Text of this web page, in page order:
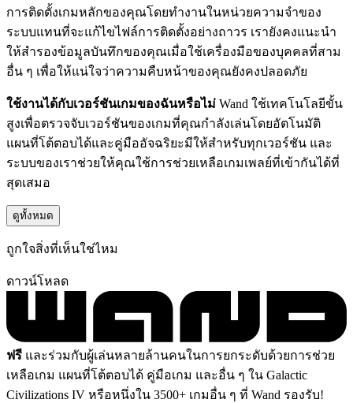
การติดตั้งเกมหลักของคุณโดยทำงานในหน่วยความจำของ
ระบบแทนที่จะแก้ไขไฟล์การติดตั้งอย่างถาวร เรายังคงแนะนำ
ให้สำรองข้อมูลบันทึกของคุณเมื่อใช้เครื่องมือของบุคคลที่สาม
อื่น ๆ เพื่อให้แน่ใจว่าความคืบหน้าของคุณยังคงปลอดภัย
ใช้งานได้กับเวอร์ชันเกมของฉันหรือไม่ Wand ใช้เทคโนโลยีขั้น
สูงเพื่อตรวจจับเวอร์ชันของเกมที่คุณกำลังเล่นโดยอัตโนมัติ
แผนที่โต้ตอบได้และคู่มืออัจฉริยะมีให้สำหรับทุกเวอร์ชัน และ
ระบบของเราช่วยให้คุณใช้การช่วยเหลือเกมเพลย์ที่เข้ากันได้ที่
สุดเสมอ
ดูทั้งหมด
ถูกใจสิ่งที่เห็นใช่ไหม
ดาวน์โหลด
ฟรี และร่วมกับผู้เล่นหลายล้านคนในการยกระดับด้วยการช่วย
เหลือเกม แผนที่โต้ตอบได้ คู่มือเกม และอื่น ๆ ใน Galactic
Civilizations IV หรือหนึ่งใน 3500+ เกมอื่น ๆ ที่ Wand รองรับ!